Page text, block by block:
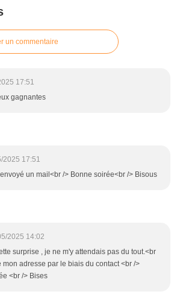
un commentaire
17:51
gagnantes
2025 17:51
un mail<br /> Bonne soirée<br /> Bisous
2025 14:02
surprise , je ne m'y attendais pas du tout.<br
mon adresse par le biais du contact <br />
<br /> Bises